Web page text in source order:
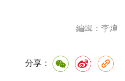
編輯：李煒
分享：